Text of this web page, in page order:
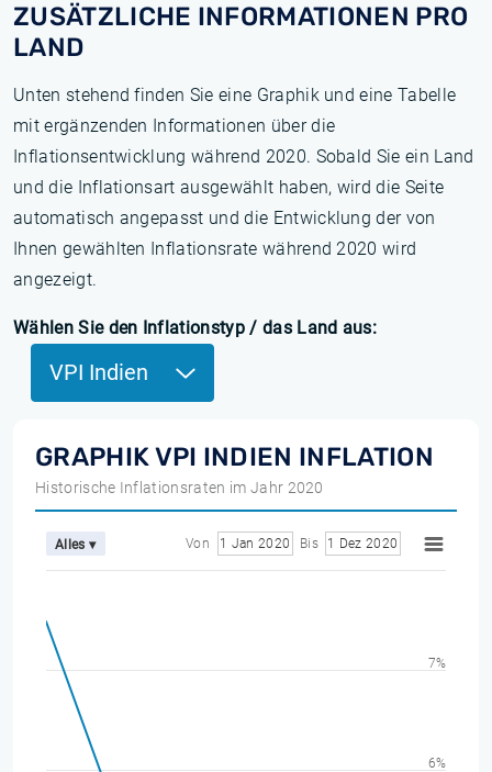
ZUSÄTZLICHE INFORMATIONEN PRO
LAND
Unten stehend finden Sie eine Graphik und eine Tabelle
mit ergänzenden Informationen über die
Inflationsentwicklung während 2020. Sobald Sie ein Land
und die Inflationsart ausgewählt haben, wird die Seite
automatisch angepasst und die Entwicklung der von
Ihnen gewählten Inflationsrate während 2020 wird
angezeigt.
Wählen Sie den Inflationstyp / das Land aus:
VPI Indien
GRAPHIK VPI INDIEN INFLATION
Historische Inflationsraten im Jahr 2020
Alles ▾ Von 1 Jan 2020 Bis 1 Dez 2020
6%
7%